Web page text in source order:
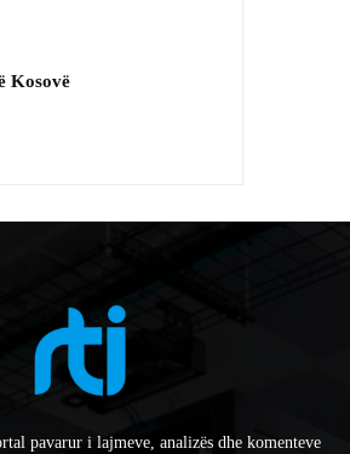
Kosovë
pavarur i lajmeve, analizës dhe komenteve